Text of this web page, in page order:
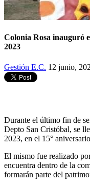
Colonia Rosa inauguró
2023
Gestión E.C. 12 junio,
Durante el último fin de
Depto San Cristóbal, se
2023, en el 15°
El mismo fue realizado
encuentra dentro de la
formarán parte del